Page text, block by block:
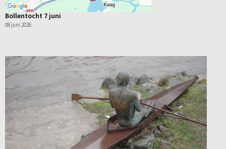
Bollentocht 7 juni
08 juni 2026